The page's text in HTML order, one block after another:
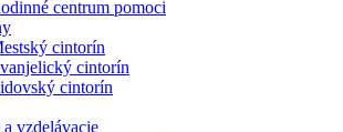
centrum pomoci
cintorín
cintorín
cintorín
a vzdelávacie